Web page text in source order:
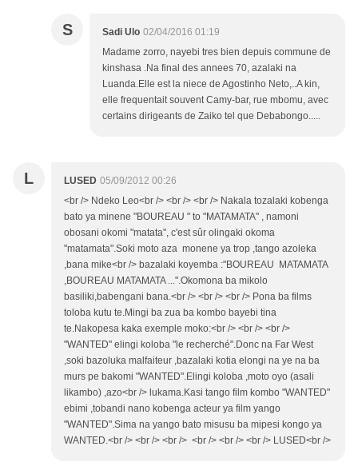
S Sadi Ulo 02/04/2016 01:19
Madame zorro, nayebi tres bien depuis commune de
kinshasa .Na final des annees 70, azalaki na
Luanda.Elle est la niece de Agostinho Neto,..A kin,
elle frequentait souvent Camy-bar, rue mbomu, avec
certains dirigeants de Zaiko tel que Debabongo.....
L LUSED 05/09/2012 00:26
<br /> Ndeko Leo<br /> <br /> <br /> Nakala tozalaki kobenga
bato ya minene "BOUREAU " to "MATAMATA" , namoni
obosani okomi "matata", c'est sûr olingaki okoma
"matamata".Soki moto aza monene ya trop ,tango azoleka
,bana mike<br /> bazalaki koyemba :"BOUREAU MATAMATA
,BOUREAU MATAMATA ...".Okomona ba mikolo
basiliki,babengani bana.<br /> <br /> <br /> Pona ba films
toloba kutu te.Mingi ba zua ba kombo bayebi tina
te.Nakopesa kaka exemple moko:<br /> <br /> <br />
"WANTED" elingi koloba "le recherché".Donc na Far West
,soki bazoluka malfaiteur ,bazalaki kotia elongi na ye na ba
murs pe bakomi "WANTED".Elingi koloba ,moto oyo (asali
likambo) ,azo<br /> lukama.Kasi tango film kombo "WANTED"
ebimi ,tobandi nano kobenga acteur ya film yango
"WANTED".Sima na yango bato misusu ba mipesi kongo ya
WANTED.<br /> <br /> <br /> <br /> <br /> <br /> LUSED<br />